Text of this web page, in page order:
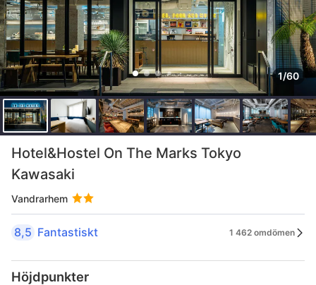
1/60
Hotel&Hostel On The Marks Tokyo
Kawasaki
Vandrarhem
8,5 Fantastiskt 1 462 omdömen
Höjdpunkter